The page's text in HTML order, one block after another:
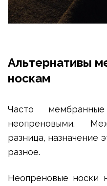
Альтернативы
носкам
Часто
неопреновыми.
разница, назначение
разное.
Неопреновые носки